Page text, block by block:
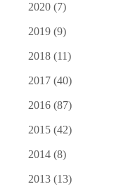
2020 (7)
2019 (9)
2018 (11)
2017 (40)
2016 (87)
2015 (42)
2014 (8)
2013 (13)